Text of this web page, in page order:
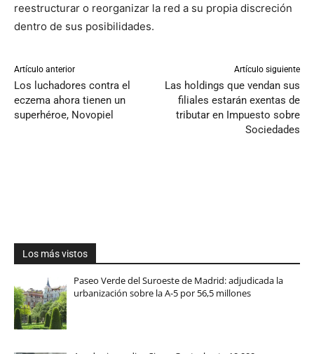
reestructurar o reorganizar la red a su propia discreción
dentro de sus posibilidades.
Artículo anterior
Los luchadores contra el
eczema ahora tienen un
superhéroe, Novopiel
Artículo siguiente
Las holdings que vendan sus
filiales estarán exentas de
tributar en Impuesto sobre
Sociedades
Los más vistos
Paseo Verde del Suroeste de Madrid: adjudicada la
urbanización sobre la A-5 por 56,5 millones